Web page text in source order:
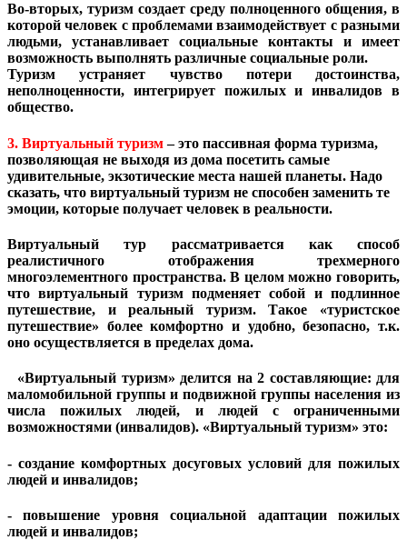
Во-вторых, туризм создает среду полноценного общения, в
которой человек с проблемами взаимодействует с разными
людьми, устанавливает социальные контакты и имеет
возможность выполнять различные социальные роли.
Туризм устраняет чувство потери достоинства,
неполноценности, интегрирует пожилых и инвалидов в
общество.
3. Виртуальный туризм –это пассивная форма туризма,
позволяющая не выходя из дома посетить самые
удивительные, экзотические места нашей планеты. Надо
сказать, что виртуальный туризм не способен заменить те
эмоции, которые получает человек в реальности.
Виртуальный тур рассматривается как способ
реалистичного отображения трехмерного
многоэлементного пространства. В целом можно говорить,
что виртуальный туризм подменяет собой и подлинное
путешествие, и реальный туризм. Такое «туристское
путешествие» более комфортно и удобно, безопасно, т.к.
оно осуществляется в пределах дома.
«Виртуальный туризм» делится на 2 составляющие: для
маломобильной группы и подвижной группы населения из
числа пожилых людей, и людей с ограниченными
возможностями (инвалидов). «Виртуальный туризм» это:
- создание комфортных досуговых условий для пожилых
людей и инвалидов;
- повышение уровня социальной адаптации пожилых
людей и инвалидов;